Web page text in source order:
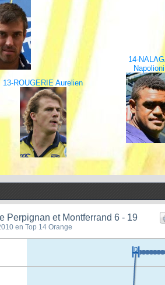
14-
Napolioni
13-ROUGERIE Aurelien
Perpignan et Montferrand 6 - 19
en Top 14 Orange